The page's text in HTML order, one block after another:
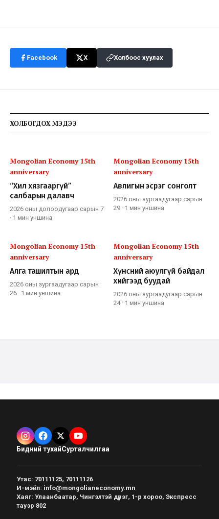
Facebook X Холбоос хуулах
ХОЛБОГДОХ МЭДЭЭ
Mongolian Economy 15th
anniversary
“Хил хязгааргүй”
салбарын далавч
2026 оны долоодугаар сарын 7
· 1 мин уншина
Mongolian Economy 15th
anniversary
Авлигын эсрэг сонголт
2026 оны зургаадугаар сарын
29 · 1 мин уншина
Mongolian Economy 15th
anniversary
Алга ташилтын ард
2026 оны зургаадугаар сарын
26 · 1 мин уншина
Mongolian Economy 15th
anniversary
Хүнсний аюулгүй байдал
хийгээд буудай
2026 оны зургаадугаар сарын
24· 1 мин уншина
Бидний тухайСурталчилгаа
Утас: 70111125, 70111126
И-мэйл: info@mongolianeconomy.mn
Хаяг: Улаанбаатар, Чингэлтэй дүүрэг, 1-р хороо, Экспресс
тауэр 802